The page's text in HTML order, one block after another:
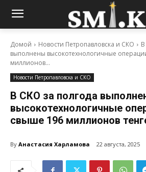
Домой Новости Петропавловска и СКО
выполнены высокотехнологичные
миллионов...
Новости Петропавловска и СКО
В СКО за полгода
высокотехнологичные
свыше 196 миллионов
By Анастасия Харламова 22 августа, 2025